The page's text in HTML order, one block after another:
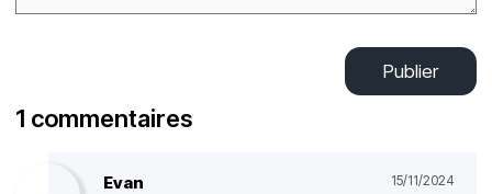
Publier
1 commentaires
Evan 15/11/2024